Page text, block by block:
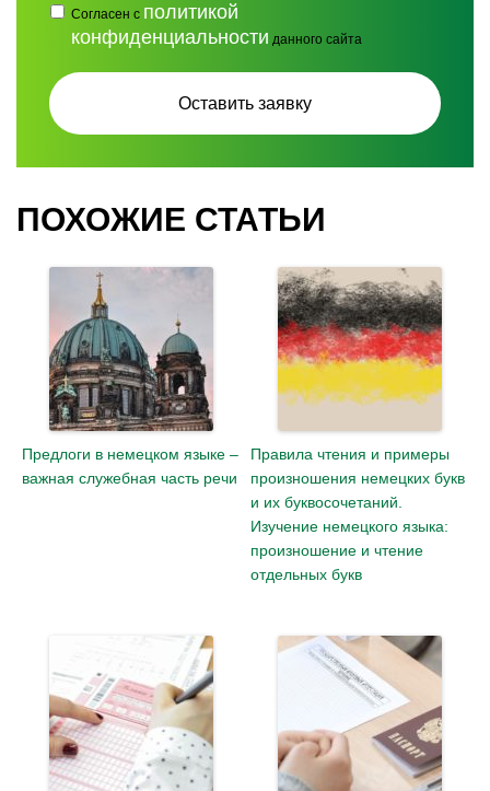
Согласен с политикой
конфиденциальности данного сайта
ПОХОЖИЕ СТАТЬИ
Предлоги в немецком языке –
важная служебная часть речи
Правила чтения и примеры
произношения немецких букв
и их буквосочетаний.
Изучение немецкого языка:
произношение и чтение
отдельных букв